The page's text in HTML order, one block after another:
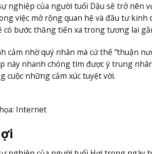
nghiệp của người tuổi Dậu sẽ trở nên
việc mở rộng quan hệ và đầu tư
có bước thăng tiến xa trong tương lai
cảm nhờ quý nhân mà cứ thế “thuận
này nhanh chóng tìm được ý trung
cuộc những cảm xúc tuyệt vời.
Internet